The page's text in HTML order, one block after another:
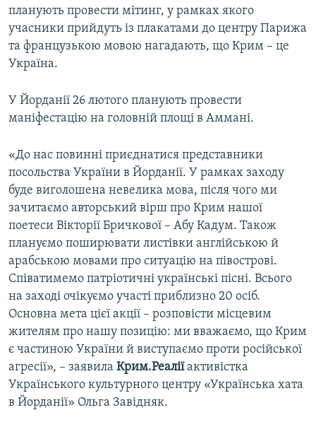
планують провести мітинг, у рамках якого
учасники прийдуть із плакатами до центру Парижа
та французькою мовою нагадають, що Крим – це
Україна.
У Йорданії 26 лютого планують провести
маніфестацію на головній площі в Аммані.
«До нас повинні приєднатися представники
посольства України в Йорданії. У рамках заходу
буде виголошена невелика мова, після чого ми
зачитаємо авторський вірш про Крим нашої
поетеси Вікторії Бричкової – Абу Кадум. Також
плануємо поширювати листівки англійською й
арабською мовами про ситуацію на півострові.
Співатимемо патріотичні українські пісні. Всього
на заході очікуємо участі приблизно 20 осіб.
Основна мета цієї акції – розповісти місцевим
жителям про нашу позицію: ми вважаємо, що Крим
є частиною України й виступаємо проти російської
агресії», – заявила Крим.Реаліїактивістка
Українського культурного центру «Українська хата
в Йорданії» Ольга Завідняк.